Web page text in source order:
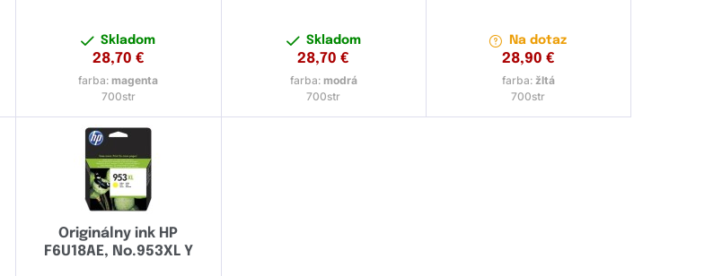
Skladom
28,70 €
farba:magenta
700str
Skladom
28,70 €
farba: modrá
700str
Na dotaz
28,90 €
farba: žltá
700str
Originálny ink HP
F6U18AE, No.953XL Y